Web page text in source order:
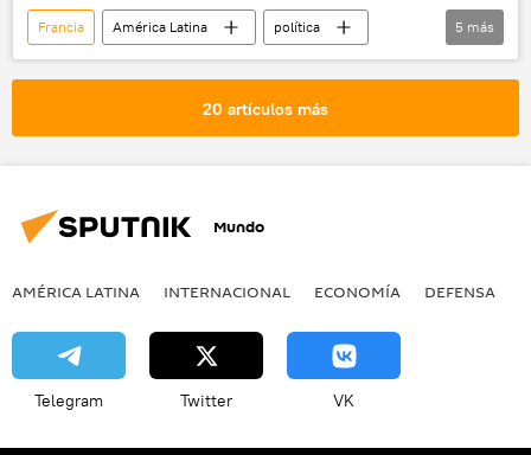
Francia América Latina
política
Donald Trump
Jair Bolsonaro
Brasil
5 más
20 artículos más
Mundo
AMÉRICA LATINA INTERNACIONAL ECONOMÍA DEFENSA
Telegram Twitter VK